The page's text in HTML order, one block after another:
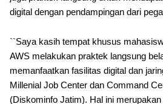
digital dengan pendampingan dari
``Saya kasih tempat khusus
AWS melakukan praktek langsung
memanfaatkan fasilitas digital dan
Millenial Job Center dan Command
(Diskominfo Jatim). Hal ini